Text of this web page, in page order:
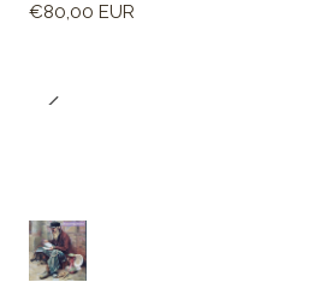
€80,00 EUR